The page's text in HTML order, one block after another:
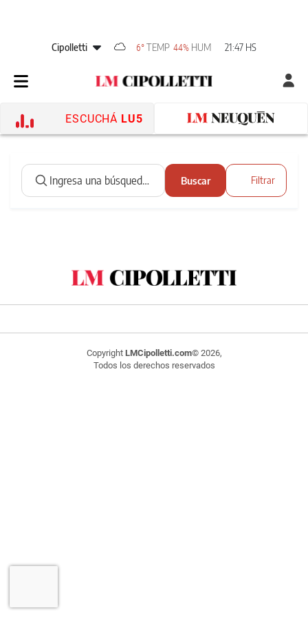
Cipolletti 6° TEMP 44% HUM 21:47 HS
ESCUCHÁ LU5
Buscar Filtrar
Copyright LMCipolletti.com© 2026,
Todos los derechos reservados